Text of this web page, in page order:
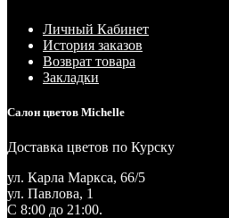
Личный Кабинет
История заказов
Возврат товара
Закладки
Салон цветов Michelle
Доставка цветов по Курску
ул. Карла Маркса, 66/5
ул. Павлова, 1
С 8:00 до 21:00.